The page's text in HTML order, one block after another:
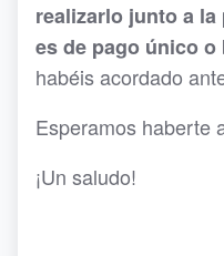
realizarlo junto a
es de pago único
habéis acordado
Esperamos haberte
¡Un saludo!